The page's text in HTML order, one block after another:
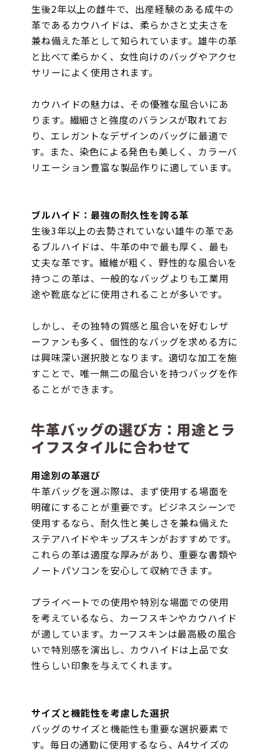
生後2年以上の雌牛で、出産経験のある成牛の
革であるカウハイドは、柔らかさと丈夫さを
兼ね備えた革として知られています。雄牛の革
と比べて柔らかく、女性向けのバッグやアクセ
サリーによく使用されます。
カウハイドの魅力は、その優雅な風合いにあ
ります。繊細さと強度のバランスが取れてお
り、エレガントなデザインのバッグに最適で
す。また、染色による発色も美しく、カラーバ
リエーション豊富な製品作りに適しています。
ブルハイド：最強の耐久性を誇る革
生後3年以上の去勢されていない雄牛の革であ
るブルハイドは、牛革の中で最も厚く、最も
丈夫な革です。繊維が粗く、野性的な風合いを
持つこの革は、一般的なバッグよりも工業用
途や靴底などに使用されることが多いです。
しかし、その独特の質感と風合いを好むレザ
ーファンも多く、個性的なバッグを求める方に
は興味深い選択肢となります。適切な加工を施
すことで、唯一無二の風合いを持つバッグを作
ることができます。
牛革バッグの選び方：用途とラ
イフスタイルに合わせて
用途別の革選び
牛革バッグを選ぶ際は、まず使用する場面を
明確にすることが重要です。ビジネスシーンで
使用するなら、耐久性と美しさを兼ね備えた
ステアハイドやキップスキンがおすすめです。
これらの革は適度な厚みがあり、重要な書類や
ノートパソコンを安心して収納できます。
プライベートでの使用や特別な場面での使用
を考えているなら、カーフスキンやカウハイド
が適しています。カーフスキンは最高級の風合
いで特別感を演出し、カウハイドは上品で女
性らしい印象を与えてくれます。
サイズと機能性を考慮した選択
バッグのサイズと機能性も重要な選択要素で
す。毎日の通勤に使用するなら、A4サイズの